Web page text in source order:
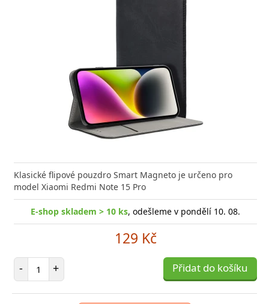
Klasické flipové pouzdro Smart Magneto je určeno pro
model Xiaomi Redmi Note 15 Pro
E-shop skladem > 10 ks, odešleme v pondělí 10. 08.
129 Kč
- Počet položek
+ Přidat do košíku